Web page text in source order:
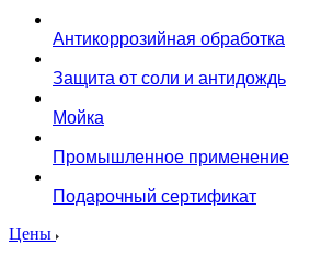
Антикоррозийная обработка
Защита от соли и антидождь
Мойка
Промышленное применение
Подарочный сертификат
Цены